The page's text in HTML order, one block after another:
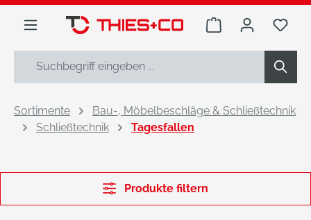
springen
Warenkorb Du
Sortimente
Bau-, Möbelbeschläge & Schließtechnik
Schließtechnik
Tagesfallen
Produkte filtern